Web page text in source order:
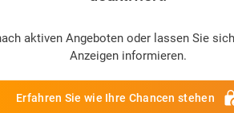
aktiven Angeboten oder lassen Sie sich
Anzeigen informieren.
Erfahren Sie wie Ihre Chancen stehen